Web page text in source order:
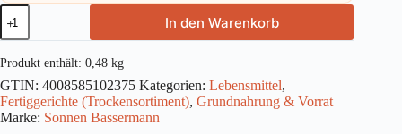
Sonnen
Bassermann
Meine
Rostbratwürstchen
480g
Menge
In den Warenkorb
Produkt enthält: 0,48 kg
GTIN: 4008585102375 Kategorien: Lebensmittel,
Fertiggerichte (Trockensortiment), Grundnahrung & Vorrat
Marke: Sonnen Bassermann